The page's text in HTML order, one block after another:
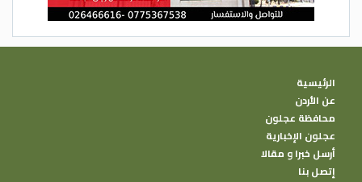
الرئيسية
عن الأردن
محافظة عجلون
عجلون الإخبارية
أرسل خبرا و مقالا
إتصل بنا